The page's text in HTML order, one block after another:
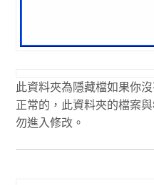
此資料夾為隱藏檔如果你
正常的，此資料夾的檔案
勿進入修改。